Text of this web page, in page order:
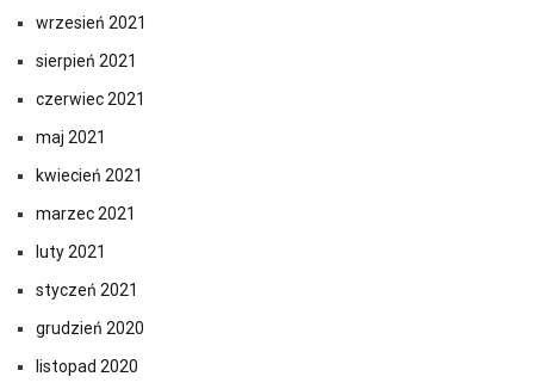
wrzesień 2021
sierpień 2021
czerwiec 2021
maj 2021
kwiecień 2021
marzec 2021
luty 2021
styczeń 2021
grudzień 2020
listopad 2020